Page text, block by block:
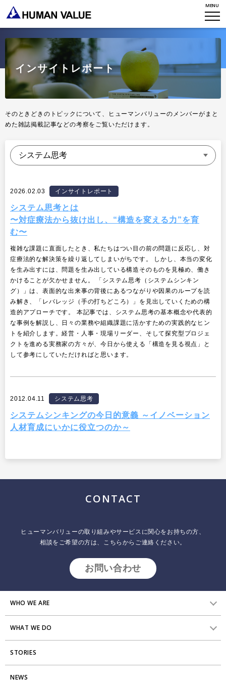
MENU
TOP
WHO WE ARE
HVからのメッセージ
ミッション・バリュー
会社からのお知らせ
プライバシーポリシー
採用について
WHAT WE DO
エンゲージメント
タレント開発
リーダーシップ
PMI
出版
プラクティショナー養成
リサーチ
イベント・セミナー
NEWS
お知らせ
イベント・セミナー
リサーチ
その他
CONTACT
インサイトレポート
そのときどきのトピックについて、ヒューマンバリューのメンバーがまと
めた雑誌掲載記事などの考察をご覧いただけます。
2026.02.03 インサイトレポート
システム思考とは
〜対症療法から抜け出し、“構造を変える力”を育
む〜
複雑な課題に直面したとき、私たちはつい目の前の問題に反応し、対
症療法的な解決策を繰り返してしまいがちです。 しかし、本当の変化
を生み出すには、問題を生み出している構造そのものを見極め、働き
かけることが欠かせません。 「システム思考（システムシンキン
グ）」は、表面的な出来事の背後にあるつながりや因果のループを読
み解き、「レバレッジ（手の打ちどころ）」を見出していくための構
造的アプローチです。 本記事では、システム思考の基本概念や代表的
な事例を解説し、日々の業務や組織課題に活かすための実践的なヒン
トを紹介します。経営・人事・現場リーダー、そして探究型プロジェ
クトを進める実務家の方々が、今日から使える「構造を見る視点」と
して参考にしていただければと思います。
2012.04.11 システム思考
システムシンキングの今日的意義 ～イノベーション
人材育成にいかに役立つのか～
CONTACT
ヒューマンバリューの取り組みやサービスに関心をお持ちの方、
相談をご希望の方は、こちらからご連絡ください。
お問い合わせ
WHO WE ARE
HVからのメッセージ
研究員紹介
アクセス
WHAT WE DO
組織変革
エンゲージメント向上支援
STORIES
Stories
NEWS